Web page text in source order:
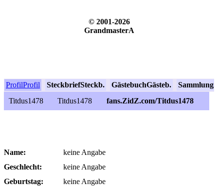
© 2001-2026
GrandmasterA
ProfilProfil SteckbriefSteckb. GästebuchGästeb. Sammlung
Titdus1478
Titdus1478 fans.ZidZ.com/Titdus1478
Name:
keine Angabe
Geschlecht:
keine Angabe
Geburtstag:
keine Angabe